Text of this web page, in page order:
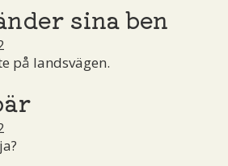
sina ben
på landsvägen.